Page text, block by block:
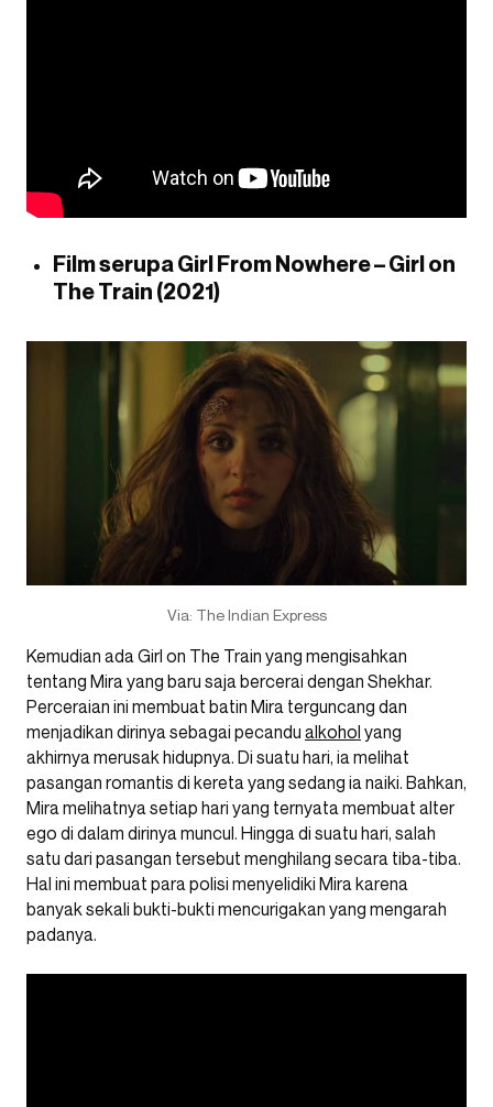
Film serupa Girl From Nowhere – Girl on
The Train (2021)
Via: The Indian Express
Kemudian ada Girl on The Train yang mengisahkan
tentang Mira yang baru saja bercerai dengan Shekhar.
Perceraian ini membuat batin Mira terguncang dan
menjadikan dirinya sebagai pecandu alkohol yang
akhirnya merusak hidupnya. Di suatu hari, ia melihat
pasangan romantis di kereta yang sedang ia naiki. Bahkan,
Mira melihatnya setiap hari yang ternyata membuat alter
ego di dalam dirinya muncul. Hingga di suatu hari, salah
satu dari pasangan tersebut menghilang secara tiba-tiba.
Hal ini membuat para polisi menyelidiki Mira karena
banyak sekali bukti-bukti mencurigakan yang mengarah
padanya.